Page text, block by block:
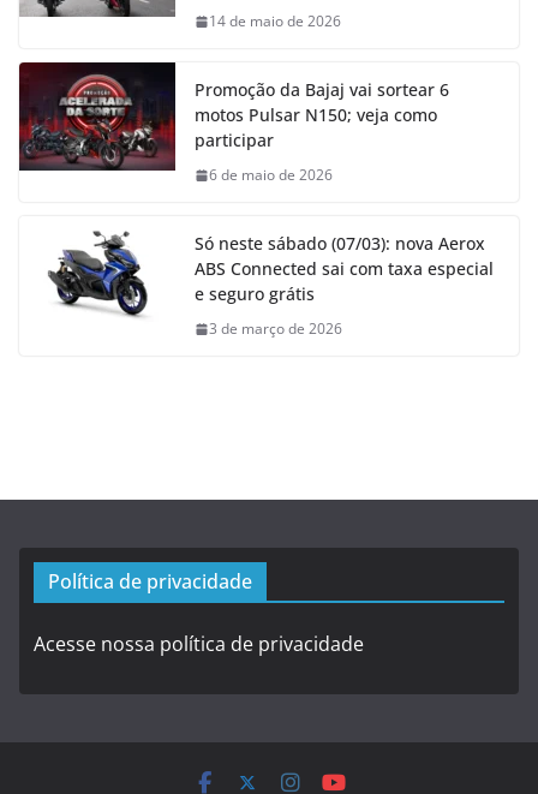
14 de maio de 2026
Promoção da Bajaj vai sortear 6
motos Pulsar N150; veja como
participar
6 de maio de 2026
Só neste sábado (07/03): nova Aerox
ABS Connected sai com taxa especial
e seguro grátis
3 de março de 2026
Política de privacidade
Acesse nossa política de privacidade